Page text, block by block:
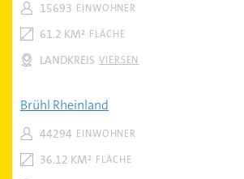
EINWOHNER
15693
FLÄCHE
61.2 KM²
VIERSEN
LANDKREIS
Brühl Rheinland
EINWOHNER
44294
FLÄCHE
36.12 KM²